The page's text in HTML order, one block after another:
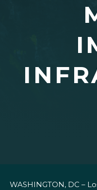
WASHINGTON, DC –